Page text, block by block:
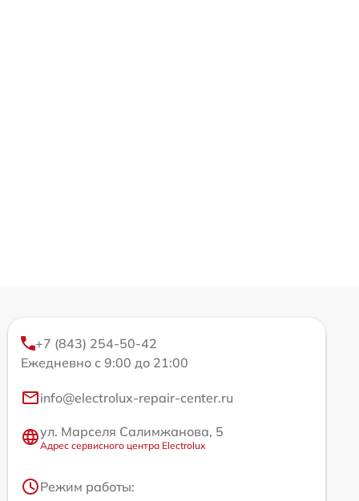
+7 (843) 254-50-42
Ежедневно с 9:00 до 21:00
info@electrolux-repair-center.ru
ул. Марселя Салимжанова, 5
Адрес сервисного центра Electrolux
Режим работы: